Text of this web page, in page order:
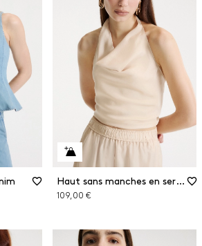
Haut sans manches en sergé
109,00 €